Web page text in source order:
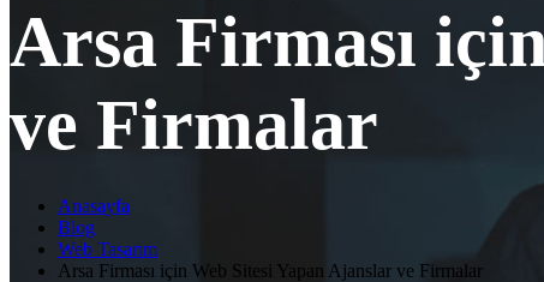
Arsa Firması
ve Firmalar
Anasayfa
Blog
Web Tasarım
Arsa Firması için Web Sitesi Yapan Ajanslar ve Firmalar